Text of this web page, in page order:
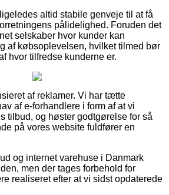
altid stabile genveje til at få
pålidelighed. Foruden det
selskaber hvor kunder kan
af købsoplevelsen, hvilket tilmed bør
hvor tilfredse kunderne er.
af reklamer. Vi har tætte
af e-forhandlere i form af at vi
tilbud, og høster godtgørelse for så
på vores website fuldfører en
og internet varehuse i Danmark
men der tages forbehold for
realiseret efter at vi sidst opdaterede